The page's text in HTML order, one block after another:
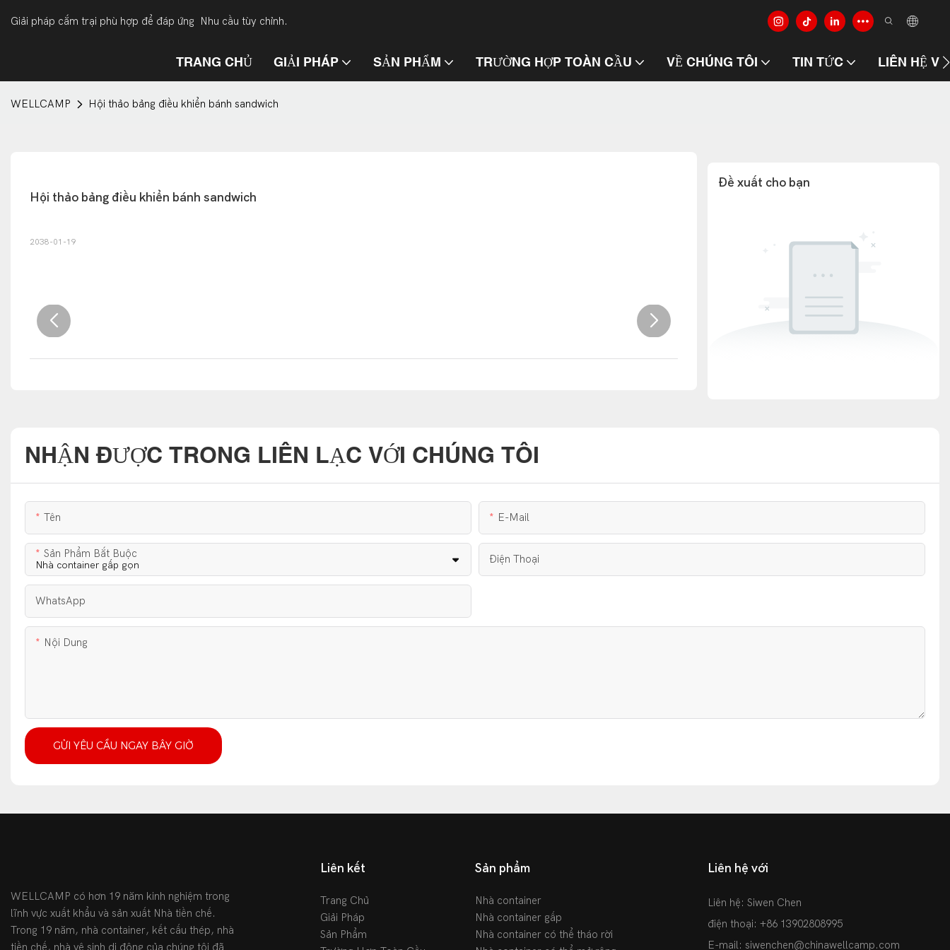
Giải pháp cắm trại phù hợp để đáp ứng Nhu cầu tùy chỉnh.
TRANG CHỦ GIẢI PHÁP SẢN PHẨM TRƯỜNG HỢP TOÀN CẦU VỀ CHÚNG TÔI TIN TỨC LIÊN HỆ
WELLCAMP Hội thảo bảng điều khiển bánh sandwich
Hội thảo bảng điều khiển bánh sandwich
2038-01-19
Đề xuất cho bạn
NHẬN ĐƯỢC TRONG LIÊN LẠC VỚI CHÚNG TÔI
Tên E-Mail
Sản Phẩm Bắt Buộc Điện Thoại
WhatsApp
Nội Dung
GỬI YÊU CẦU NGAY BÂY GIỜ
WELLCAMP có hơn 19 năm kinh nghiệm trong
lĩnh vực xuất khẩu và sản xuất Nhà tiền chế.
Trong 19 năm, nhà container, kết cấu thép, nhà
tiền chế, nhà vệ sinh di động của chúng tôi đã
Liên kết
Trang Chủ
Giải Pháp
Sản Phẩm
Sản phẩm
Nhà container
Nhà container gấp
Nhà container có thể tháo rời
Liên hệ với
Liên hệ: Siwen Chen
điện thoại: +86 13902808995
E-mail: siwenchen@chinawellcamp.com